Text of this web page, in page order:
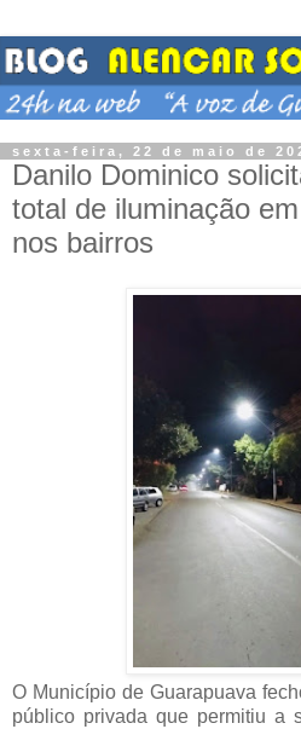
sexta-feira, 22 de maio de
Danilo Dominico
total de iluminação
nos bairros
O Município de Guarapuava
público privada que permitiu a